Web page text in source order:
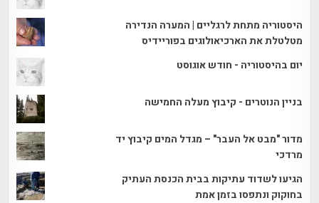
היסטוריה מתחת לרגליים | המערה הנדירה
מטלטלת את הארכיאולוגים בפוריידיס
יום בהיסטוריה - חודש אוגוסט
בניין הנוטרים - קיבוץ מעלה החמישה
מדור "מבט אל העבר" – מגדל המים קיבוץ יד
מרדכי
הגיעו לשדוד עתיקות בבית הכנסת העתיק
בחוקוק ונתפסו בזמן אמת